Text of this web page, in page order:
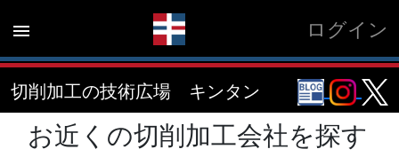
menu ログイン
切削加工の技術広場 キンタン
お近くの切削加工会社を探す